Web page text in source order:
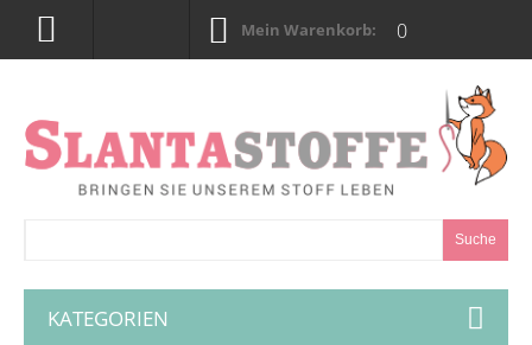
Mein Warenkorb: 0
Suche
KATEGORIEN